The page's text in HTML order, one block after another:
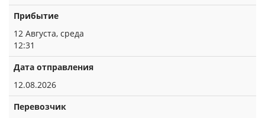
Прибытие
12 Августа, среда
12:31
Дата отправления
12.08.2026
Перевозчик